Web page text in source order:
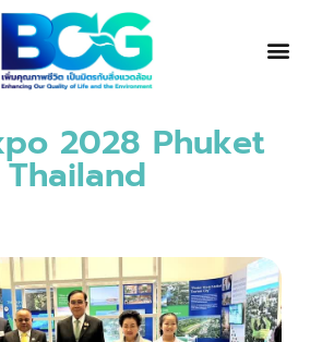
2028 Phuket
Thailand